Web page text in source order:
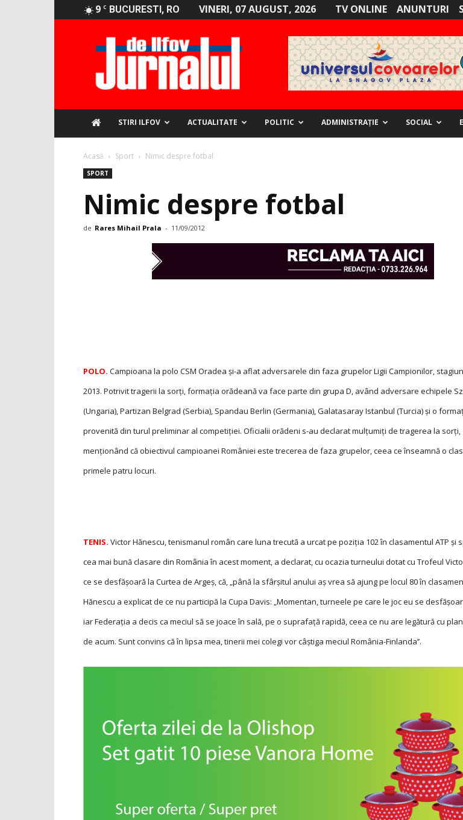
9 C BUCURESTI, RO VINERI, 07 AUGUST, 2026 TV ONLINE ANUNTURI
STIRI ILFOV ACTUALITATE POLITIC ADMINISTRAȚIE SOCIAL
Acasă Sport Nimic despre fotbal
SPORT
Nimic despre fotbal
de Rares Mihail Prala - 11/09/2012
POLO. Campioana la polo CSM Oradea și-a aflat adversarele din faza grupelor Ligii Campionilor,
2013. Potrivit tragerii la sorţi, formaţia orădeană va face parte din grupa D, având adversare echipele
(Ungaria), Partizan Belgrad (Serbia), Spandau Berlin (Germania), Galatasaray Istanbul (Turcia) și o
provenită din turul preliminar al competiţiei. Oficialii orădeni s-au declarat mulţumiţi de tragerea la sorţi,
menţionând că obiectivul campioanei României este trecerea de faza grupelor, ceea ce înseamnă o
primele patru locuri.
TENIS. Victor Hănescu, tenismanul român care luna trecută a urcat pe poziţia 102 în clasamentul ATP și
cea mai bună clasare din România în acest moment, a declarat, cu ocazia turneului dotat cu Trofeul
ce se desfășoară la Curtea de Argeș, că‚ „până la sfârșitul anului aș vrea să ajung pe locul 80 în
Hănescu a explicat de ce nu participă la Cupa Davis: „Momentan, turneele pe care le joc eu se
iar Federaţia a decis ca meciul să se joace în sală, pe o suprafaţă rapidă, ceea ce nu are legătură cu
de acum. Sunt convins că în lipsa mea, tinerii mei colegi vor câștiga meciul România-Finlanda’’.